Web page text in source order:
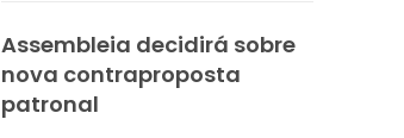
Assembleia decidirá sobre
nova contraproposta
patronal